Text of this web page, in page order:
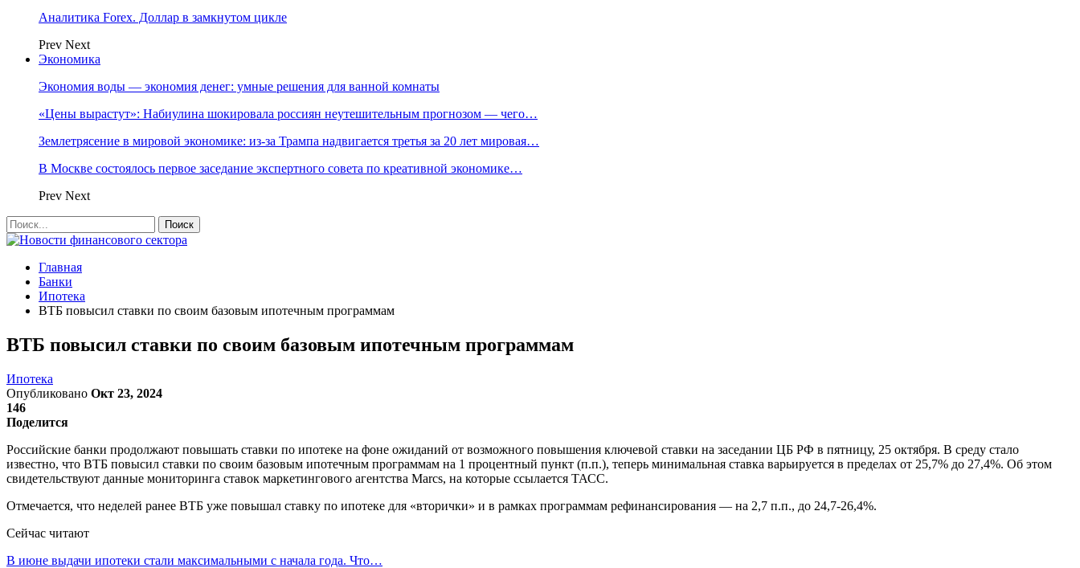
Аналитика Forex. Доллар в замкнутом цикле
Prev Next
Экономика
Экономия воды — экономия денег: умные решения для ванной комнаты
«Цены вырастут»: Набиулина шокировала россиян неутешительным прогнозом — чего…
Землетрясение в мировой экономике: из-за Трампа надвигается третья за 20 лет мировая…
В Москве состоялось первое заседание экспертного совета по креативной экономике…
Prev Next
Главная
Банки
Ипотека
ВТБ повысил ставки по своим базовым ипотечным программам
ВТБ повысил ставки по своим базовым ипотечным программам
Ипотека
Опубликовано Окт 23, 2024
146
Поделится
Российские банки продолжают повышать ставки по ипотеке на фоне ожиданий от возможного повышения ключевой ставки на заседании ЦБ РФ в пятницу, 25 октября. В среду стало
известно, что ВТБ повысил ставки по своим базовым ипотечным программам на 1 процентный пункт (п.п.), теперь минимальная ставка варьируется в пределах от 25,7% до 27,4%. Об этом
свидетельствуют данные мониторинга ставок маркетингового агентства Marcs, на которые ссылается ТАСС.
Отмечается, что неделей ранее ВТБ уже повышал ставку по ипотеке для «вторички» и в рамках программам рефинансирования — на 2,7 п.п., до 24,7-26,4%.
Сейчас читают
В июне выдачи ипотеки стали максимальными с начала года. Что…